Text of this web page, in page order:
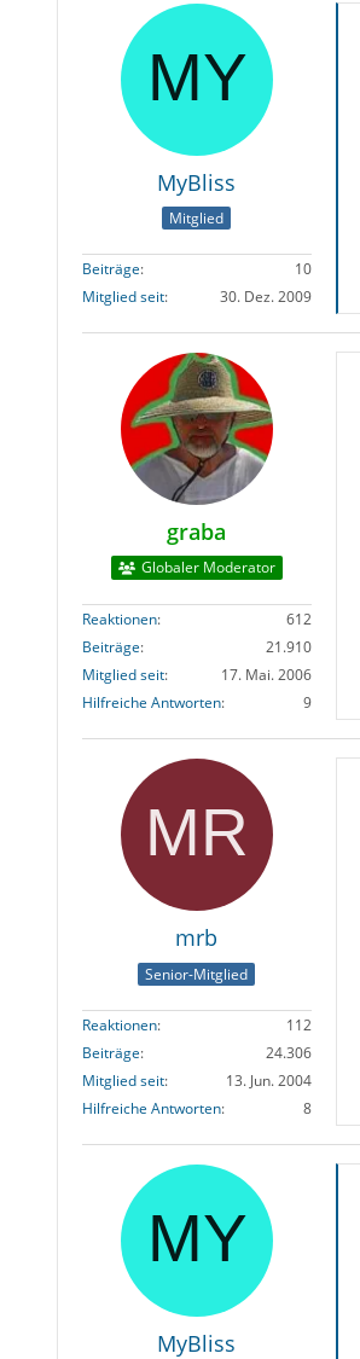
MyBliss
Mitglied
Beiträge
10
Mitglied seit
30. Dez. 2009
graba
Globaler Moderator
Reaktionen
612
Beiträge
21.910
Mitglied seit
17. Mai. 2006
Hilfreiche Antworten
9
mrb
Senior-Mitglied
Reaktionen
112
Beiträge
24.306
Mitglied seit
13. Jun. 2004
Hilfreiche Antworten
8
MyBliss